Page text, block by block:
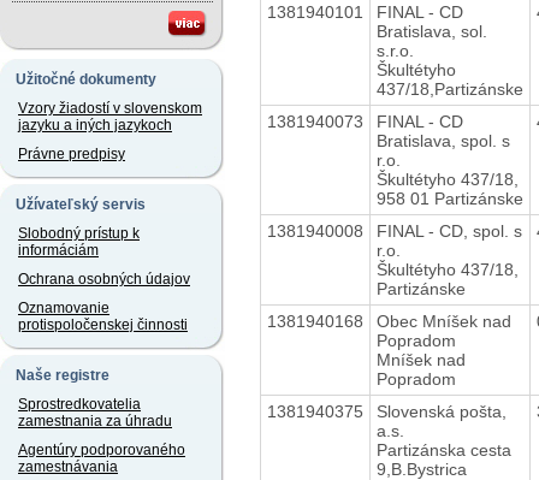
Užitočné dokumenty
Vzory žiadostí v slovenskom
jazyku a iných jazykoch
Právne predpisy
Užívateľský servis
Slobodný prístup k
informáciám
Ochrana osobných údajov
Oznamovanie
protispoločenskej činnosti
Naše registre
Sprostredkovatelia
zamestnania za úhradu
Agentúry podporovaného
zamestnávania
1381940101
FINAL - CD
Bratislava, sol.
s.r.o.
Škultétyho
437/18,Partizánske
1381940073
FINAL - CD
Bratislava, spol. s
r.o.
Škultétyho 437/18,
958 01 Partizánske
1381940008
FINAL - CD, spol. s
r.o.
Škultétyho 437/18,
Partizánske
1381940168
Obec Mníšek nad
Popradom
Mníšek nad
Popradom
1381940375
Slovenská pošta,
a.s.
Partizánska cesta
9,B.Bystrica